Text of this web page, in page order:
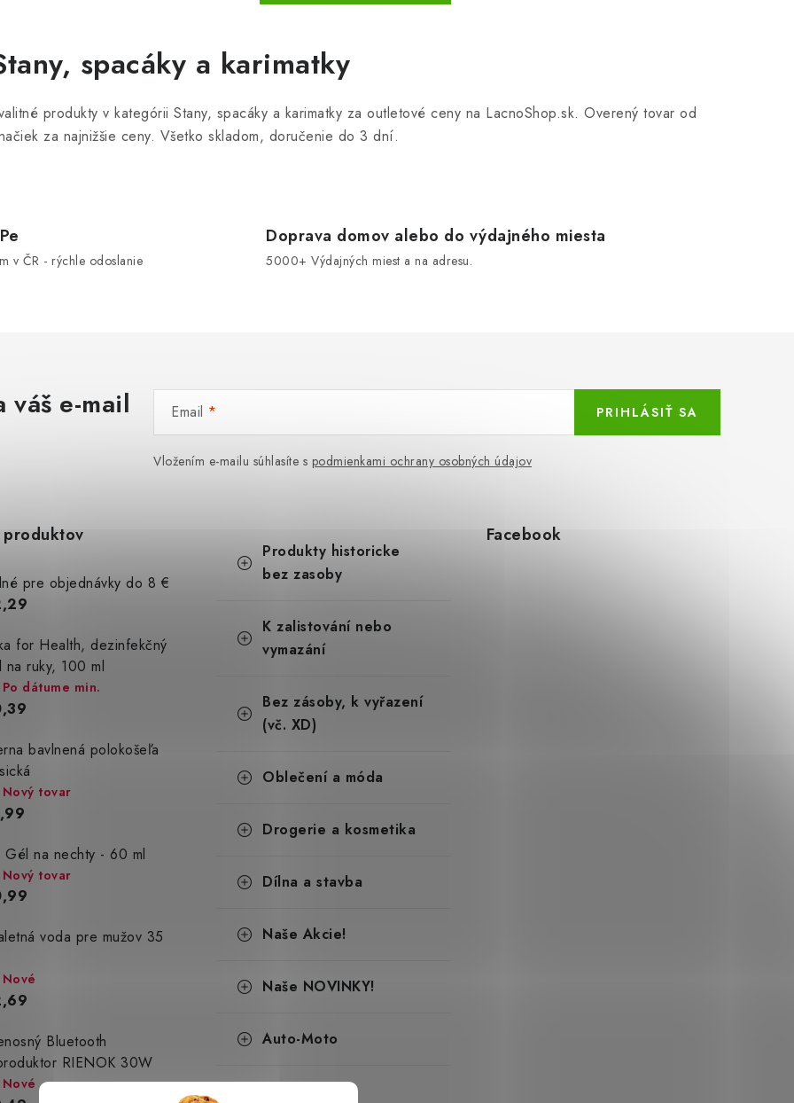
spacáky a karimatky
produkty v kategórii Stany, spacáky a karimatky za outletové ceny na LacnoShop.sk. Overený tovar od
za najnižšie ceny. Všetko skladom, doručenie do 3 dní.
v ČR - rýchle odoslanie
Doprava domov alebo do výdajného miesta
5000+ Výdajných miest a na adresu.
e-mail Email
Vložením e-mailu súhlasíte s podmienkami ochrany osobných údajov
PRIHLÁSIŤ SA
produktov
pre objednávky do 8 €
for Health, dezinfekčný
na ruky, 100 ml
Po dátume min.
bavlnená polokošeľa
Nový tovar
Gél na nechty - 60 ml
Nový tovar
voda pre mužov 35
Nové
Bluetooth
RIENOK 30W
Nové
kategórieProdukty historicke
bez zasoby
K zalistování nebo
vymazání
Bez zásoby, k vyřazení
(vč. XD)
Oblečení a móda
Drogerie a kosmetika
Dílna a stavba
Naše Akcie!
Naše NOVINKY!
Auto-Moto
Facebook